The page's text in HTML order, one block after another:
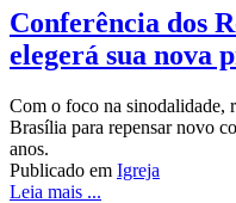
Conferência dos
elegerá sua nova
Com o foco na sinodalidade,
Brasília para repensar novo
anos.
Publicado em Igreja
Leia mais ...